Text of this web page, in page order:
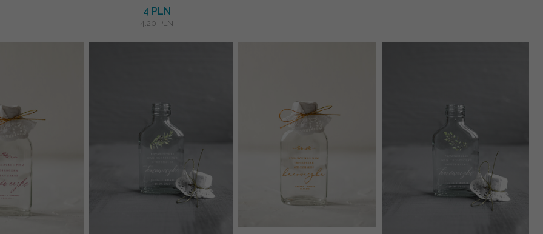
4 PLN
4.20 PLN